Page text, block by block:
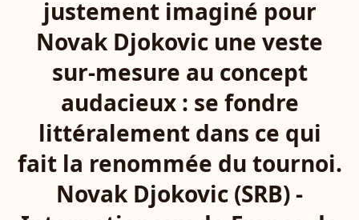
justement imaginé pour
Novak Djokovic une veste
sur-mesure au concept
audacieux : se fondre
littéralement dans ce qui
fait la renommée du tournoi.
Novak Djokovic (SRB) -